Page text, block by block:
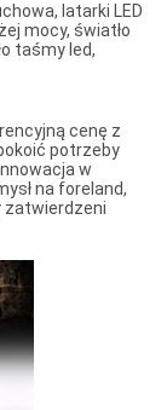
latarki LED
mocy, światło
taśmy led,
cenę z
potrzeby
w
na foreland,
zatwierdzeni